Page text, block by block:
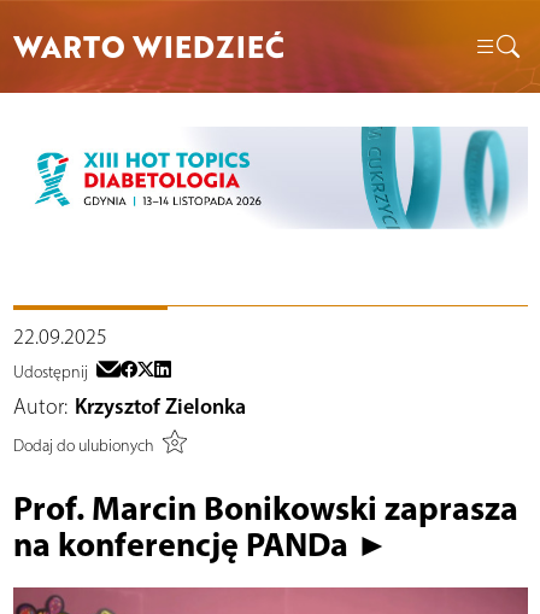
WARTO WIEDZIEĆ
22.09.2025
Udostępnij
Autor: Krzysztof Zielonka
Dodaj do ulubionych
Prof. Marcin Bonikowski zaprasza
na konferencję PANDa ►